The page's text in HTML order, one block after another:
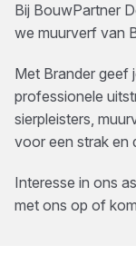
Bij BouwPartner
we muurverf van
Met Brander geef
professionele
sierpleisters,
voor een strak en
Interesse in ons
met ons op of